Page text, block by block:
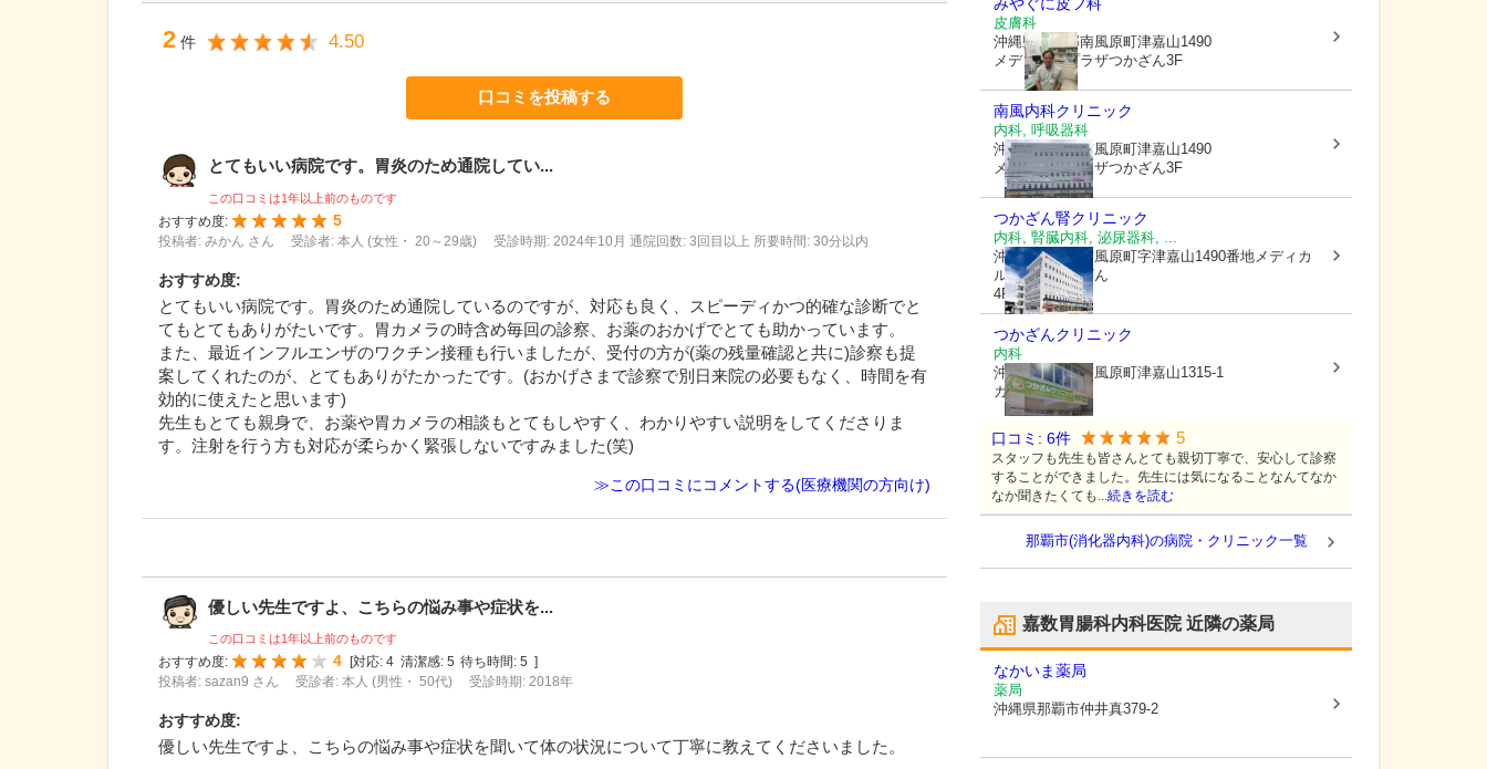
2 件 4.50
口コミを投稿する
とてもいい病院です。胃炎のため通院してい...
この口コミは1年以上前のものです
おすすめ度:
5
投稿者: みかん さん 受診者: 本人 (女性・ 20～29歳) 受診時期: 2024年10月 通院回数: 3回目以上 所要時間: 30分以内
おすすめ度:
とてもいい病院です。胃炎のため通院しているのですが、対応も良く、スピーディかつ的確な診断でと
てもとてもありがたいです。胃カメラの時含め毎回の診察、お薬のおかげでとても助かっています。
また、最近インフルエンザのワクチン接種も行いましたが、受付の方が(薬の残量確認と共に)診察も提
案してくれたのが、とてもありがたかったです。(おかげさまで診察で別日来院の必要もなく、時間を有
効的に使えたと思います)
先生もとても親身で、お薬や胃カメラの相談もとてもしやすく、わかりやすい説明をしてくださりま
す。注射を行う方も対応が柔らかく緊張しないですみました(笑)
≫この口コミにコメントする(医療機関の方向け)
優しい先生ですよ、こちらの悩み事や症状を...
この口コミは1年以上前のものです
おすすめ度:
4 対応: 4 清潔感: 5 待ち時間: 5
投稿者: sazan9 さん
受診者: 本人 (男性・ 50代) 受診時期: 2018年
おすすめ度:
優しい先生ですよ、こちらの悩み事や症状を聞いて体の状況について丁寧に教えてくださいました。
みやぐに皮フ科
皮膚科
沖縄県島尻郡南風原町津嘉山1490
メディカルプラザつかざん3F
南風内科クリニック
内科, 呼吸器科
沖縄県島尻郡南風原町津嘉山1490
メディカルプラザつかざん3F
つかざん腎クリニック
内科, 腎臓内科, 泌尿器科, ...
沖縄県島尻郡南風原町字津嘉山1490番地メディカ
ルプラザつかざん
4F
つかざんクリニック
内科
沖縄県島尻郡南風原町津嘉山1315-1
カノンビル1F
口コミ: 6件 5
スタッフも先生も皆さんとても親切丁寧で、安心して診察
することができました。先生には気になることなんてなか
なか聞きたくても...続きを読む
那覇市(消化器内科)の病院・クリニック一覧
嘉数胃腸科内科医院近隣の薬局
なかいま薬局
薬局
沖縄県那覇市仲井真379-2